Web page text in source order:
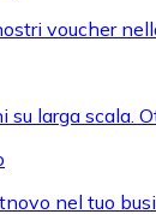
voucher
su larga scala.
nel tuo